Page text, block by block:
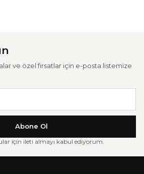
ve özel fırsatlar için e-posta listemize
Abone Ol
için ileti almayı kabul ediyorum.